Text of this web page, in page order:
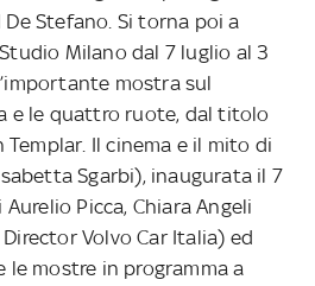
Stefano. Si torna poi a
Milano dal 7 luglio al 3
mostra sul
e le quattro ruote, dal titolo
Templar. Il cinema e il mito di
Sgarbi), inaugurata il 7
Picca, Chiara Angeli
Volvo Car Italia) ed
le mostre in programma a